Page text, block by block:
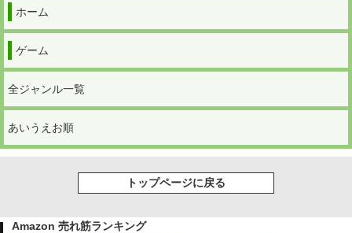
ホーム
ゲーム
全ジャンル一覧
あいうえお順
トップページに戻る
Amazon 売れ筋ランキング